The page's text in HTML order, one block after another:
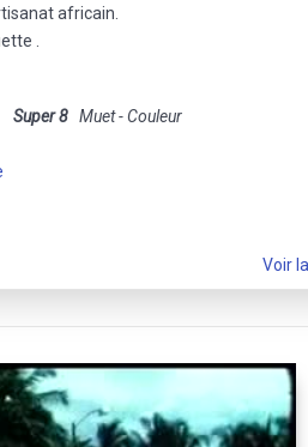
africain.
.
Super 8 Muet - Couleur
Voir